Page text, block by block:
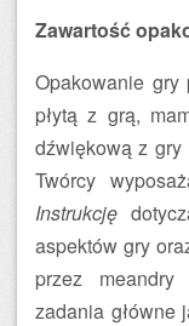
Zawartość
Opakowanie
płytą z grą,
dźwiękową z gry
Twórcy
Instrukcję
aspektów gry
przez
zadania główne